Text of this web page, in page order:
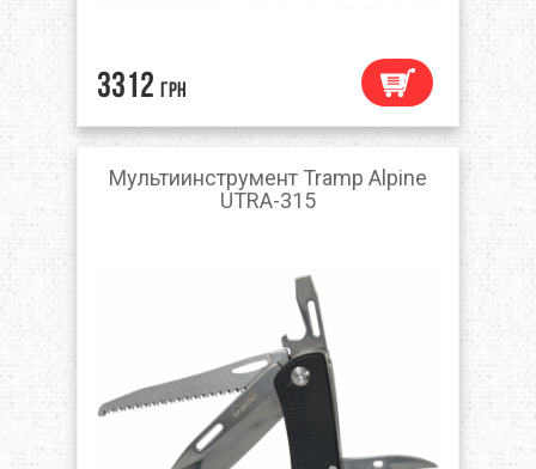
3312 грн
Мультиинструмент Tramp Alpine
UTRA-315